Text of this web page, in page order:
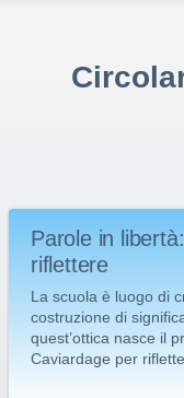
Parole in
riflettere
La scuola è luogo di
costruzione di
quest’ottica nasce il
Caviardage per